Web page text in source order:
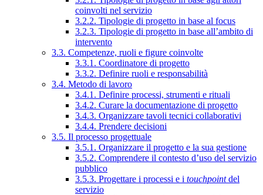
coinvolti nel servizio
3.2.2. Tipologie di progetto in base al focus
3.2.3. Tipologie di progetto in base all’ambito di
intervento
3.3. Competenze, ruoli e figure coinvolte
3.3.1. Coordinatore di progetto
3.3.2. Definire ruoli e responsabilità
3.4. Metodo di lavoro
3.4.1. Definire processi, strumenti e rituali
3.4.2. Curare la documentazione di progetto
3.4.3. Organizzare tavoli tecnici collaborativi
3.4.4. Prendere decisioni
3.5. Il processo progettuale
3.5.1. Organizzare il progetto e la sua gestione
3.5.2. Comprendere il contesto d’uso del servizio
pubblico
3.5.3. Progettare i processi e i touchpointdel
servizio